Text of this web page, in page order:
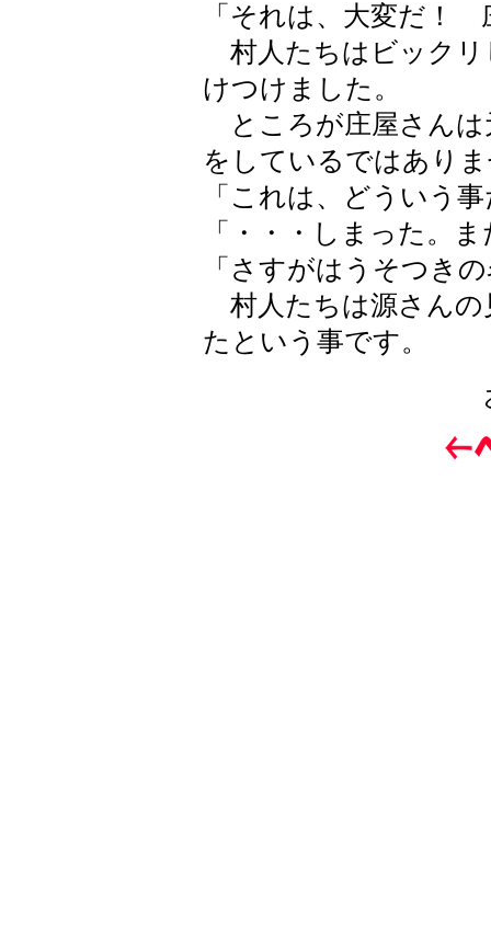
「それは、大変だ！
村人たちはビックリ
けつけました。
ところが庄屋さんは
をしているではあり
「これは、どういう
「・・・しまった。
「さすがはうそつき
村人たちは源さんの
たという事です。